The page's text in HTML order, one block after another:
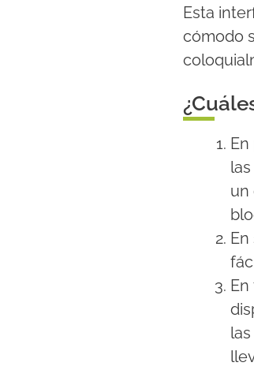
Esta
cómodo
un